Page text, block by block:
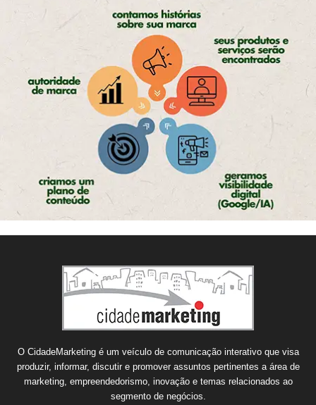
O CidadeMarketing é um veículo de comunicação interativo que visa
produzir, informar, discutir e promover assuntos pertinentes a área de
marketing, empreendedorismo, inovação e temas relacionados ao
segmento de negócios.